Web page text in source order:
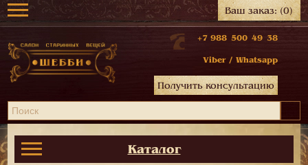
Ваш заказ:(0)
+7 988 500 49 38
Viber / Whatsapp
Получить консультацию
Каталог